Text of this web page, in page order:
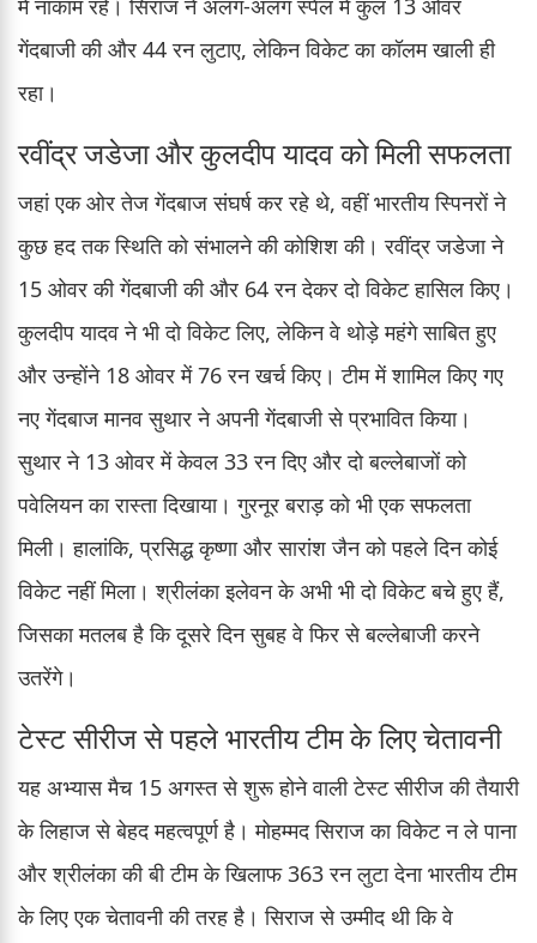
गेंदबाजी की और 44 रन लुटाए, लेकिन विकेट का कॉलम खाली ही
रहा।
रवींद्र जडेजा और कुलदीप यादव को मिली सफलता
जहां एक ओर तेज गेंदबाज संघर्ष कर रहे थे, वहीं भारतीय स्पिनरों ने
कुछ हद तक स्थिति को संभालने की कोशिश की। रवींद्र जडेजा ने
15 ओवर की गेंदबाजी की और 64 रन देकर दो विकेट हासिल किए।
कुलदीप यादव ने भी दो विकेट लिए, लेकिन वे थोड़े महंगे साबित हुए
और उन्होंने 18 ओवर में 76 रन खर्च किए। टीम में शामिल किए गए
नए गेंदबाज मानव सुथार ने अपनी गेंदबाजी से प्रभावित किया।
सुथार ने 13 ओवर में केवल 33 रन दिए और दो बल्लेबाजों को
पवेलियन का रास्ता दिखाया। गुरनूर बराड़ को भी एक सफलता
मिली। हालांकि, प्रसिद्ध कृष्णा और सारांश जैन को पहले दिन कोई
विकेट नहीं मिला। श्रीलंका इलेवन के अभी भी दो विकेट बचे हुए हैं,
जिसका मतलब है कि दूसरे दिन सुबह वे फिर से बल्लेबाजी करने
उतरेंगे।
टेस्ट सीरीज से पहले भारतीय टीम के लिए चेतावनी
यह अभ्यास मैच 15 अगस्त से शुरू होने वाली टेस्ट सीरीज की तैयारी
के लिहाज से बेहद महत्वपूर्ण है। मोहम्मद सिराज का विकेट न ले पाना
और श्रीलंका की बी टीम के खिलाफ 363 रन लुटा देना भारतीय टीम
के लिए एक चेतावनी की तरह है। सिराज से उम्मीद थी कि वे